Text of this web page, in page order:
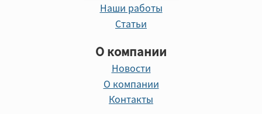
Наши работы
Статьи
О компании
Новости
О компании
Контакты